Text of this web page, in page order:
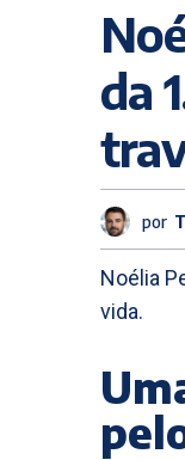
da
por
Noélia
vida.